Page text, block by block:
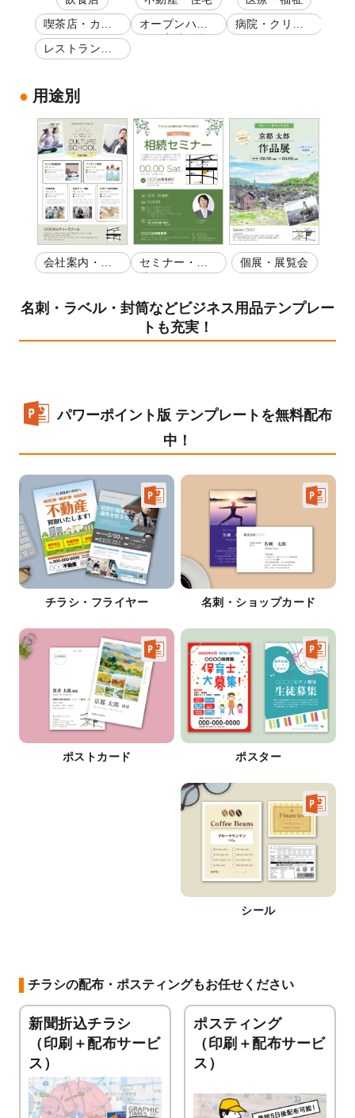
喫茶店・カフ
ェ
レストラン・
洋食
オープンハウ
ス・完成見学
病院・クリニ
ック
用途別
会社案内・店
舗紹介
セミナー・講
演会
個展・展覧会
名刺・ラベル・封筒などビジネス用品テンプレー
トも充実！
パワーポイント版 テンプレートを無料配布
中！
チラシ・フライヤー 名刺・ショップカード
ポストカード ポスター
シール
チラシの配布・ポスティングもお任せください
新聞折込チラシ
（印刷＋配布サービ
ス）
ポスティング
（印刷＋配布サービ
ス）